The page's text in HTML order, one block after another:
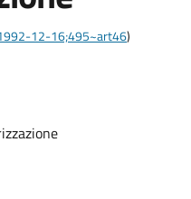
12-16;495~art46)